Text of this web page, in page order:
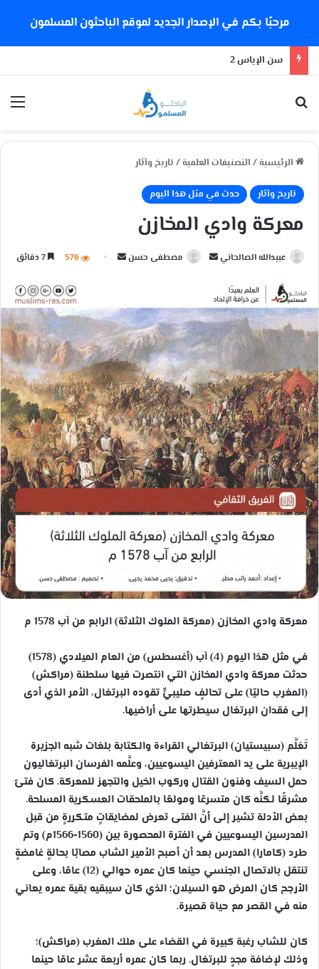
مرحبًا بكم في الإصدار الجديد لموقع الباحثون المسلمون
سن الإياس 2
الرئيسية / التصنيفات العلمية / تاريخ وآثار
تاريخ وآثار حدث في مثل هذا اليوم
معركة وادي المخازن
عبيدالله الصالحاني
ل
ب
ر
ي
د
ا
إ
ل
ك
ت
ر
ن
مصطفى حسن
ل
ب
ر
ي
د
ا
إ
ل
ك
ت
ر
ن
ي
576
معركة وادي المخازن (معركة الملوك الثلاثة) الرابع من آب 1578 م
في مثل هذا اليوم (4) آب (أغسطس) من العام الميلادي (1578)
حدثت معركة وادي المخازن التي انتصرت فيها سلطنة (مراكش)
(المغرب حاليًا) على تحالفٍ صليبيٍّ تقوده البرتغال، الأمر الذي أدى
إلى فقدان البرتغال سيطرتها على أراضيها.
تَعَلَّم (سبيستيان) البرتغالي القراءة والكتابة بلغات شبه الجزيرة
الإيبرية على يد المعترفين اليسوعيين، وعلَّمه الفرسان البرتغاليون
حمل السيف وفنون القتال وركوب الخيل والتجهز للمعركة. كان فتىً
مشرقًا لكنَّه كان متسرعًا ومولعًا بالملحقات العسكرية المسلحة.
بعض الأدلة تشير إلى أنَّ الفتى تعرض لمضايقاتٍ متكررةٍ من قبل
المدرسين اليسوعيين في الفترة المحصورة بين (1560-1566م) وتم
طرد (كامارا) المدرس بعد أن أصبح الأمير الشاب مصابًا بحالةٍ غامضةٍ
تنتقل بالاتصال الجنسي حينما كان عمره حوالي (12) عامًا، وعلى
الأرجح كان المرض هو السيلان؛ الذي كان سيبقيه بقية عمره يعاني
منه في القصر مع حياة قصيرة.
كان للشاب رغبة كبيرة في القضاء على ملك المغرب (مراكش)؛
وذلك لإضافة مجدٍ للبرتغال. ربما كان عمره أربعة عشر عامًا حينما